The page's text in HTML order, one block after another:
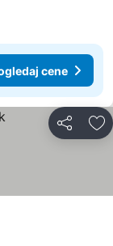
cene
Deli